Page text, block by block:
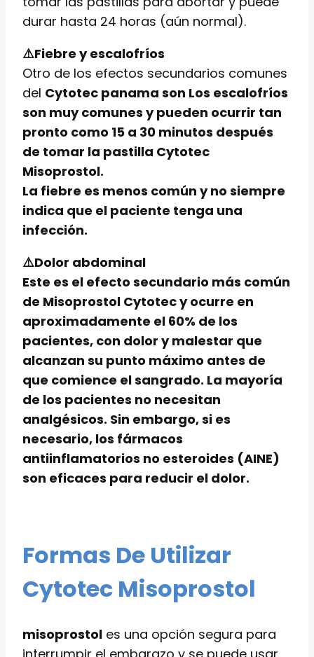
durar hasta 24 horas (aún normal).
⚠️Fiebre y escalofríos
Otro de los efectos secundarios comunes
del Cytotec panama son Los escalofríos
son muy comunes y pueden ocurrir tan
pronto como 15 a 30 minutos después
de tomar la pastilla Cytotec
Misoprostol.
La fiebre es menos común y no siempre
indica que el paciente tenga una
infección.
⚠️Dolor abdominal
Este es el efecto secundario más común
de Misoprostol Cytotec y ocurre en
aproximadamente el 60% de los
pacientes, con dolor y malestar que
alcanzan su punto máximo antes de
que comience el sangrado. La mayoría
de los pacientes no necesitan
analgésicos. Sin embargo, si es
necesario, los fármacos
antiinflamatorios no esteroides (AINE)
son eficaces para reducir el dolor.
Formas De Utilizar
Cytotec Misoprostol
misoprostol es una opción segura para